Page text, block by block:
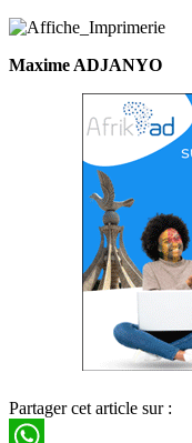
Maxime ADJANYO
Partager cet article sur :